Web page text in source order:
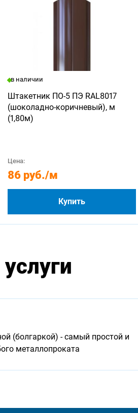
в наличии
Штакетник ПО-5 ПЭ RAL8017
(шоколадно-коричневый), м
(1,80м)
Цена:
86 руб./м
Купить
(болгаркой) - самый простой и
металлопроката